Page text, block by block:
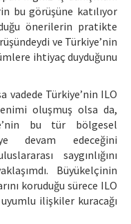
bu görüşüne katılıyor
önerilerin pratikte
ve Türkiye’nin
ihtiyaç duyduğunu
vadede Türkiye’nin ILO
oluşmuş olsa da,
bu tür bölgesel
devam edeceğini
saygınlığını
Büyükelçinin
koruduğu sürece ILO
ilişkiler kuracağı